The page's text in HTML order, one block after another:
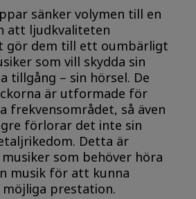
sänker volymen till en
att ljudkvaliteten
gör dem till ett oumbärligt
som vill skydda sin
tillgång – sin hörsel. De
är utformade för
frekvensområdet, så även
förlorar det inte sin
Detta är
som behöver höra
musik för att kunna
prestation.